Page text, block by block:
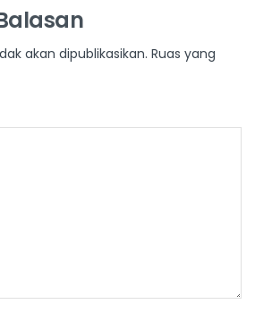
akan dipublikasikan. Ruas yang